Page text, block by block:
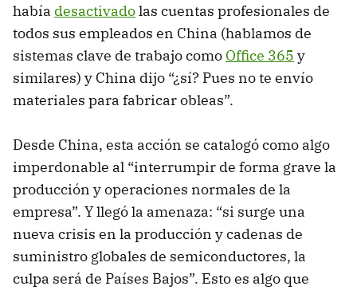
había desactivadolas cuentas profesionales de
todos sus empleados en China (hablamos de
sistemas clave de trabajo como Office 365 y
similares) y China dijo “¿sí? Pues no te envío
materiales para fabricar obleas”.
Desde China, esta acción se catalogó como algo
imperdonable al “interrumpir de forma grave la
producción y operaciones normales de la
empresa”. Y llegó la amenaza: “si surge una
nueva crisis en la producción y cadenas de
suministro globales de semiconductores, la
culpa será de Países Bajos”. Esto es algo que